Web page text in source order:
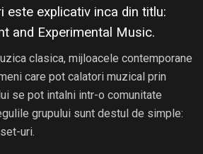
este explicativ inca din titlu:
and Experimental Music.
clasica, mijloacele contemporane
care pot calatori muzical prin
se pot intalni intr-o comunitate
grupului sunt destul de simple:
uri.